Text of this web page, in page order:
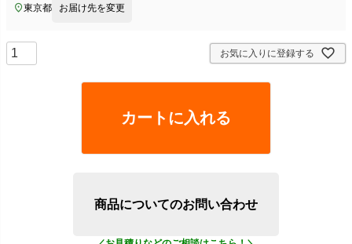
東京都 お届け先を変更
お気に入りに登録する
カートに入れる
商品についてのお問い合わせ